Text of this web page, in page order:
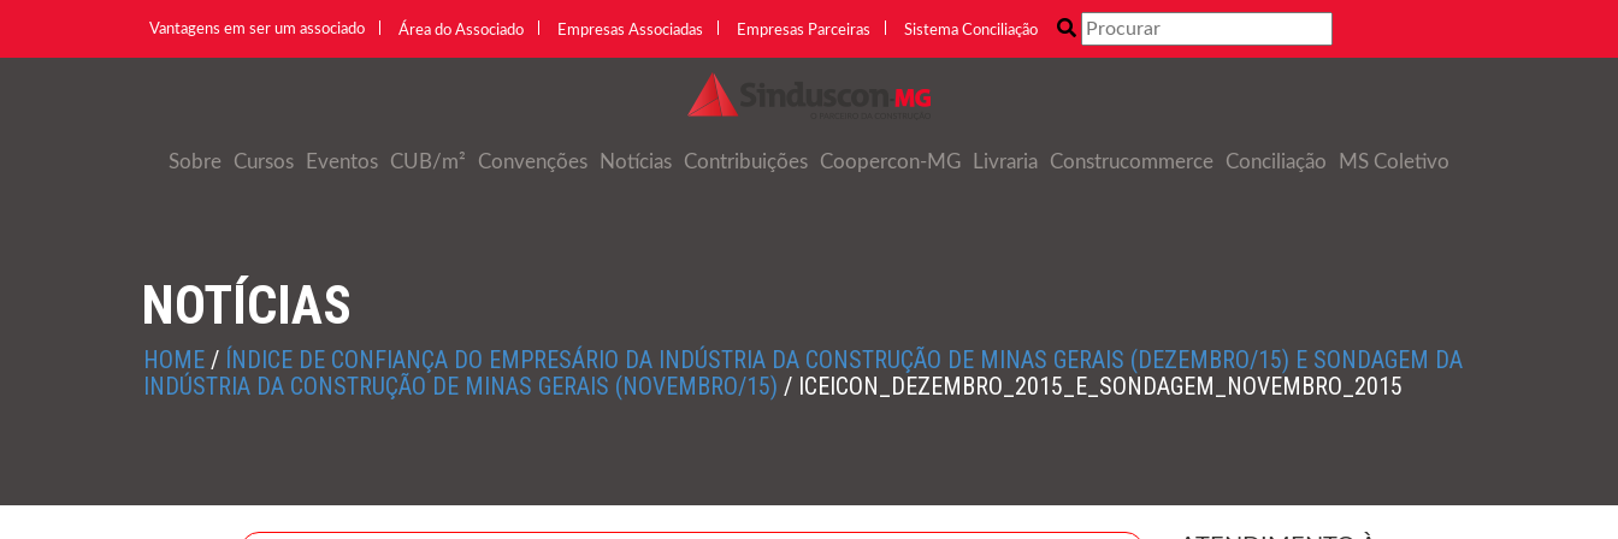
Vantagens em ser um associado Área do Associado Empresas Associadas Empresas Parceiras Sistema Conciliação
Sobre Cursos Eventos CUB/m² Convenções Notícias Contribuições Coopercon-MG Livraria Construcommerce Conciliação MS Coletivo
NOTÍCIAS
HOME / ÍNDICE DE CONFIANÇA DO EMPRESÁRIO DA INDÚSTRIA DA CONSTRUÇÃO DE MINAS GERAIS (DEZEMBRO/15) E SONDAGEM DA
INDÚSTRIA DA CONSTRUÇÃO DE MINAS GERAIS (NOVEMBRO/15) / ICEICON_DEZEMBRO_2015_E_SONDAGEM_NOVEMBRO_2015